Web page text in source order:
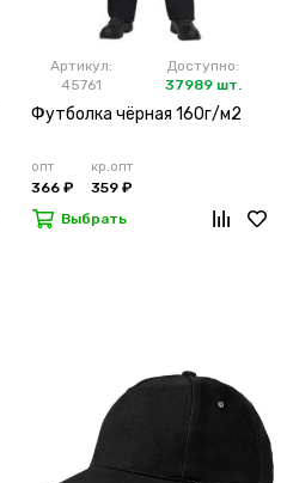
Артикул:
45761
Доступно:
37989 шт.
Футболка чёрная 160г/м2
опт
366 ₽
кр.опт
359 ₽
Выбрать